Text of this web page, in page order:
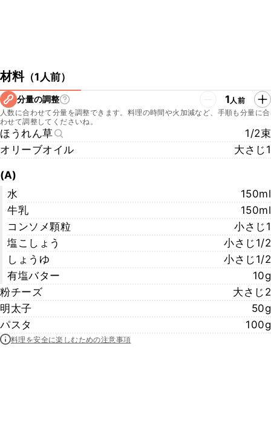
材料（1人前）
分量の調整 1人前
人数に合わせて分量を調整できます。料理の時間や火加減など、手順も分量に合
わせて調整してくださいね。
ほうれん草
1/2束
オリーブオイル
大さじ1
(A)
水
150ml
牛乳
150ml
コンソメ顆粒
小さじ1
塩こしょう
小さじ1/2
しょうゆ
小さじ1/2
有塩バター
10g
粉チーズ
大さじ2
明太子
50g
パスタ
100g
料理を安全に楽しむための注意事項